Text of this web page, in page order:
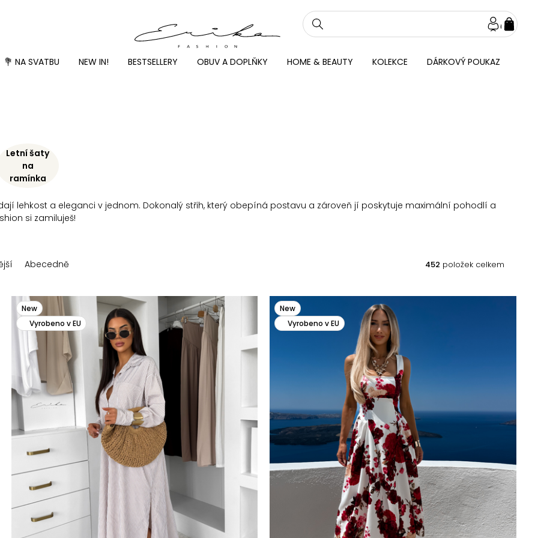
💐 NA SVATBU NEW IN! BESTSELLERY OBUV A DOPLŇKY HOME & BEAUTY KOLEKCE DÁRKOVÝ POUKAZ
lehkost a eleganci v jednom. Dokonalý střih, který obepíná postavu a zároveň jí poskytuje maximální pohodlí a
si zamiluješ!
Letní šaty
na
ramínka
Abecedně 452 položek celkem
New
Vyrobeno v EU
New
Vyrobeno v EU